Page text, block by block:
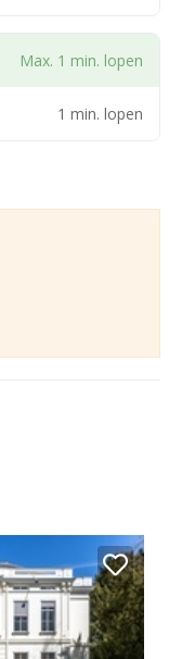
Aan deze
aan en
omschrijving
Max. 1 min. lopen
1 min. lopen